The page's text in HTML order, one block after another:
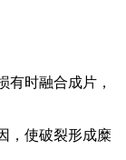
时融合成片，
，使破裂形成糜